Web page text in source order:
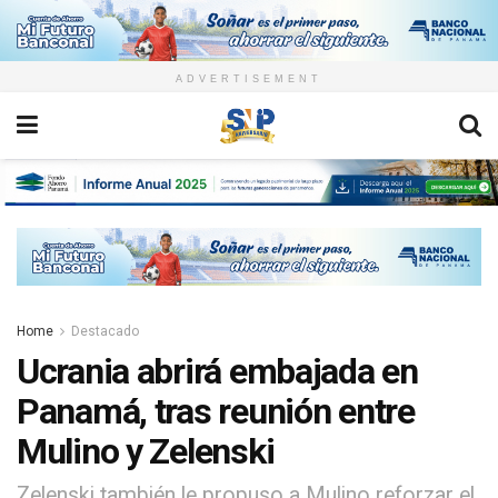
ADVERTISEMENT
Home Destacado
Ucrania abrirá embajada en
Panamá, tras reunión entre
Mulino y Zelenski